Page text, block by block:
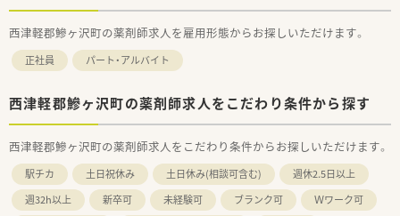
西津軽郡鰺ヶ沢町の薬剤師求人を雇用形態からお探しいただけます。
正社員 パート・アルバイト
西津軽郡鰺ヶ沢町の薬剤師求人をこだわり条件から探す
西津軽郡鰺ヶ沢町の薬剤師求人をこだわり条件からお探しいただけます。
駅チカ 土日祝休み 土日休み(相談可含む)
週休2.5日以上
週32h以上
新卒可 未経験可 ブランク可
Ｗワーク可